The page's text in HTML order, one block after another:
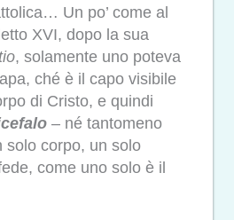
Un po’ come al
XVI, dopo la sua
, solamente uno poteva
ché è il capo visibile
di Cristo, e quindi
– né tantomeno
solo corpo, un solo
come uno solo è il